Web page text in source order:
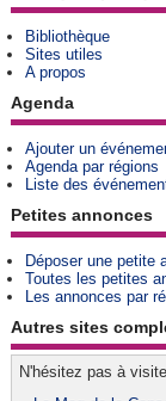
Bibliothèque
Sites utiles
A propos
Agenda
Ajouter un
Agenda par régions
Liste des
Petites annonces
Déposer une petite
Toutes les petites
Les annonces par
Autres sites
N'hésitez pas à